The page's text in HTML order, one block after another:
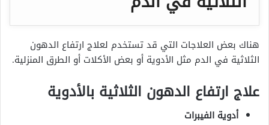
هناك بعض العلاجات التي قد تستخدم لعلاج ارتفاع الدهون
الثلاثية في الدم مثل الأدوية أو بعض الأكلات أو الطرق المنزلية.
علاج ارتفاع الدهون الثلاثية بالأدوية
أدوية الفيبرات